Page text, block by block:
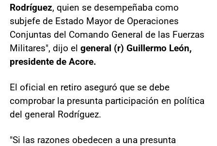
Rodríguez, quien se desempeñaba como
subjefe de Estado Mayor de Operaciones
Conjuntas del Comando General de las Fuerzas
Militares", dijo el general (r) Guillermo León,
presidente de Acore.
El oficial en retiro aseguró que se debe
comprobar la presunta participación en política
del general Rodríguez.
"Si las razones obedecen a una presunta